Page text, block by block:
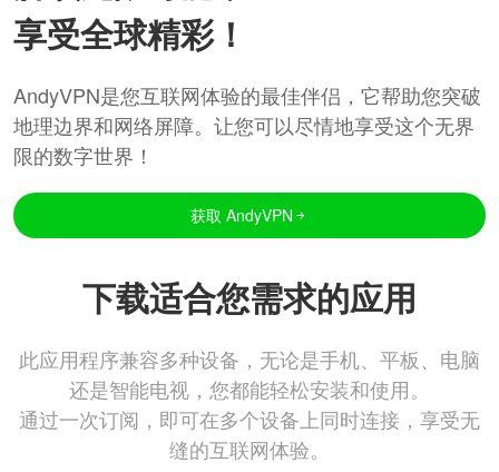
享受全球精彩！
AndyVPN是您互联网体验的最佳伴侣，它帮助您突破
地理边界和网络屏障。让您可以尽情地享受这个无界
限的数字世界！
获取 AndyVPN
下载适合您需求的应用
此应用程序兼容多种设备，无论是手机、平板、电脑
还是智能电视，您都能轻松安装和使用。
通过一次订阅，即可在多个设备上同时连接，享受无
缝的互联网体验。